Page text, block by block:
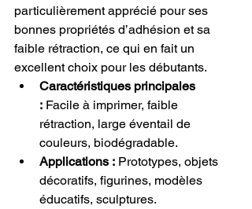
particulièrement apprécié pour ses
bonnes propriétés d’adhésion et sa
faible rétraction, ce qui en fait un
excellent choix pour les débutants.
Caractéristiques principales
: Facile à imprimer, faible
rétraction, large éventail de
couleurs, biodégradable.
Applications : Prototypes, objets
décoratifs, figurines, modèles
éducatifs, sculptures.